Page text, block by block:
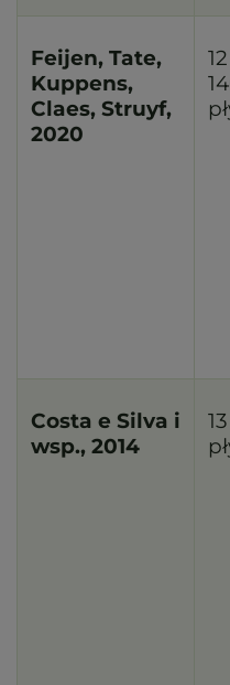
Feijen, Tate,
Kuppens,
Claes, Struyf,
2020
Costa e Silva i
wsp., 2014